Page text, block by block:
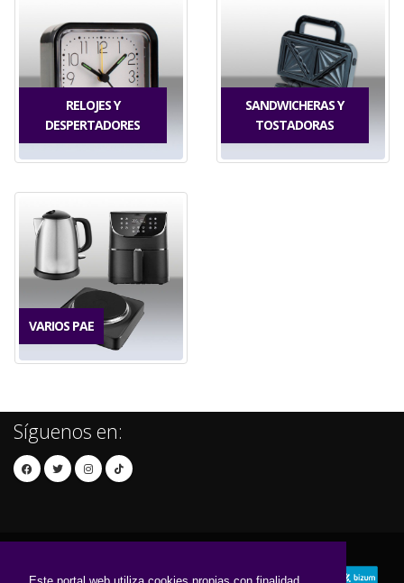
RELOJES Y
DESPERTADORES
SANDWICHERAS Y
TOSTADORAS
VARIOS PAE
Síguenos en: